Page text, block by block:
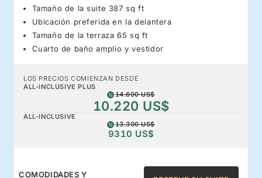
Tamaño de la suite 387 sq ft
Ubicación preferida en la delantera
Tamaño de la terraza 65 sq ft
Cuarto de baño amplio y vestidor
LOS PRECIOS COMIENZAN DESDE
ALL-INCLUSIVE PLUS
14.600 US$
10.220 US$
ALL-INCLUSIVE
13.300 US$
9310 US$
COMODIDADES Y